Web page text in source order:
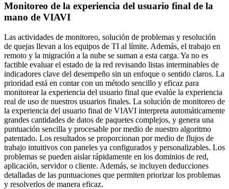
Monitoreo de la experiencia del usuario final de la
mano de VIAVI
Las actividades de monitoreo, solución de problemas y resolución
de quejas llevan a los equipos de TI al límite. Además, el trabajo en
remoto y la migración a la nube se suman a esta carga. Ya no es
factible evaluar el estado de la red revisando listas interminables de
indicadores clave del desempeño sin un enfoque o sentido claros. La
prioridad está en contar con un método sencillo y eficaz para
monitorear la experiencia del usuario final que evalúe la experiencia
real de uso de nuestros usuarios finales. La solución de monitoreo de
la experiencia del usuario final de VIAVI interpreta automáticamente
grandes cantidades de datos de paquetes complejos, y genera una
puntuación sencilla y procesable por medio de nuestro algoritmo
patentado. Los resultados se proporcionan por medio de flujos de
trabajo intuitivos con paneles ya configurados y personalizables. Los
problemas se pueden aislar rápidamente en los dominios de red,
aplicación, servidor o cliente. Además, se incluyen deducciones
detalladas de las puntuaciones que permiten priorizar los problemas
y resolverlos de manera eficaz.